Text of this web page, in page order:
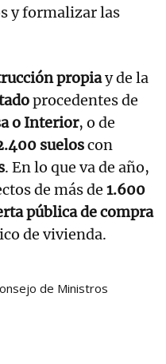
y formalizar las
propiay de la
procedentes de
o Interior, o de
sueloscon
. En lo que va de año,
de más de 1.600
pública de compra
de vivienda.
de Ministros